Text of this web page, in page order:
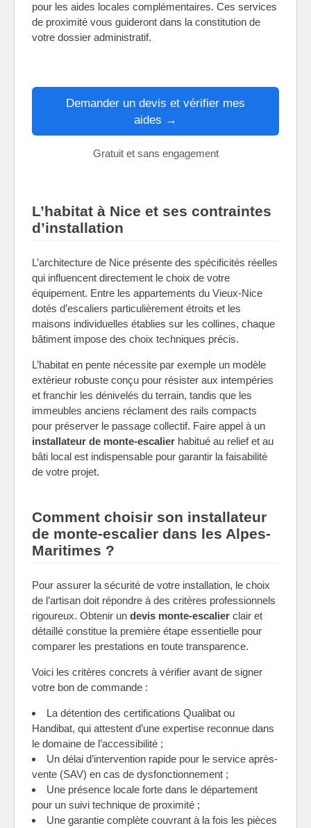
pour les aides locales complémentaires. Ces services
de proximité vous guideront dans la constitution de
votre dossier administratif.
Demander un devis et vérifier mes
aides →
Gratuit et sans engagement
L’habitat à Nice et ses contraintes
d’installation
L’architecture de Nice présente des spécificités réelles
qui influencent directement le choix de votre
équipement. Entre les appartements du Vieux-Nice
dotés d’escaliers particulièrement étroits et les
maisons individuelles établies sur les collines, chaque
bâtiment impose des choix techniques précis.
L’habitat en pente nécessite par exemple un modèle
extérieur robuste conçu pour résister aux intempéries
et franchir les dénivelés du terrain, tandis que les
immeubles anciens réclament des rails compacts
pour préserver le passage collectif. Faire appel à un
installateur de monte-escalier habitué au relief et au
bâti local est indispensable pour garantir la faisabilité
de votre projet.
Comment choisir son installateur
de monte-escalier dans les Alpes-
Maritimes ?
Pour assurer la sécurité de votre installation, le choix
de l’artisan doit répondre à des critères professionnels
rigoureux. Obtenir un devis monte-escalier clair et
détaillé constitue la première étape essentielle pour
comparer les prestations en toute transparence.
Voici les critères concrets à vérifier avant de signer
votre bon de commande :
La détention des certifications Qualibat ou
Handibat, qui attestent d’une expertise reconnue dans
le domaine de l’accessibilité ;
Un délai d’intervention rapide pour le service après-
vente (SAV) en cas de dysfonctionnement ;
Une présence locale forte dans le département
pour un suivi technique de proximité ;
Une garantie complète couvrant à la fois les pièces